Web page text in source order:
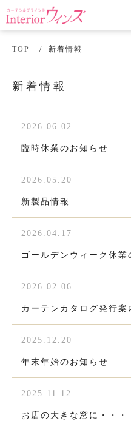
TOP 新着情報
新着情報
2026.06.02
臨時休業のお知らせ
2026.05.20
新製品情報
2026.04.17
ゴールデンウィーク休業
2026.02.06
カーテンカタログ発行案
2025.12.20
年末年始のお知らせ
2025.11.12
お店の大きな窓に・・・